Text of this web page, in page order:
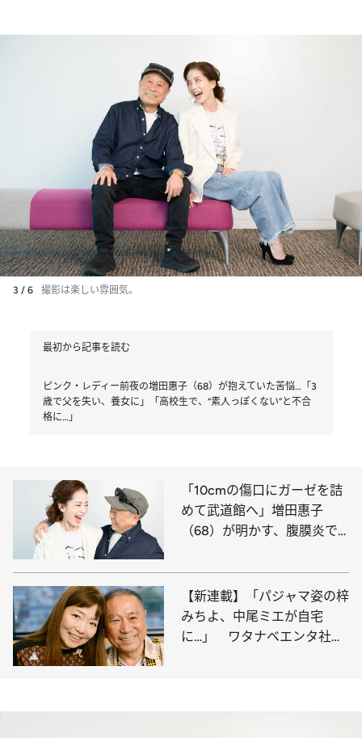
3 / 6 撮影は楽しい雰囲気。
最初から記事を読む
ピンク・レディー前夜の増田惠子（68）が抱えていた苦悩…「3
歳で父を失い、養女に」「高校生で、“素人っぽくない”と不合
格に…」
「10cmの傷口にガーゼを詰
めて武道館へ」増田惠子
（68）が明かす、腹膜炎で
た“壮絶すぎる”ピンク・レデ
ィーの4年7カ月
【新連載】「パジャマ姿の梓
みちよ、中尾ミエが自宅
に…」 ワタナベエンタ社